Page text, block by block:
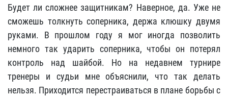
Будет ли сложнее защитникам? Наверное, да. Уже не
сможешь толкнуть соперника, держа клюшку двумя
руками. В прошлом году я мог иногда позволить
немного так ударить соперника, чтобы он потерял
контроль над шайбой. Но на недавнем турнире
тренеры и судьи мне объяснили, что так делать
нельзя. Приходится перестраиваться в плане борьбы с